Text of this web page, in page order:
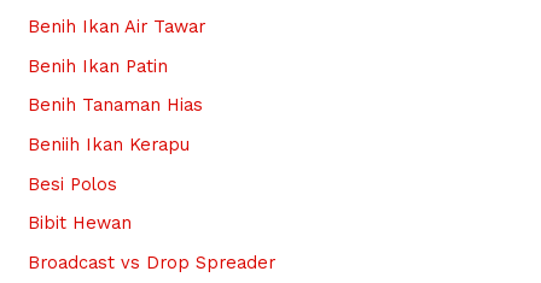
Benih Ikan Air Tawar
Benih Ikan Patin
Benih Tanaman Hias
Beniih Ikan Kerapu
Besi Polos
Bibit Hewan
Broadcast vs Drop Spreader